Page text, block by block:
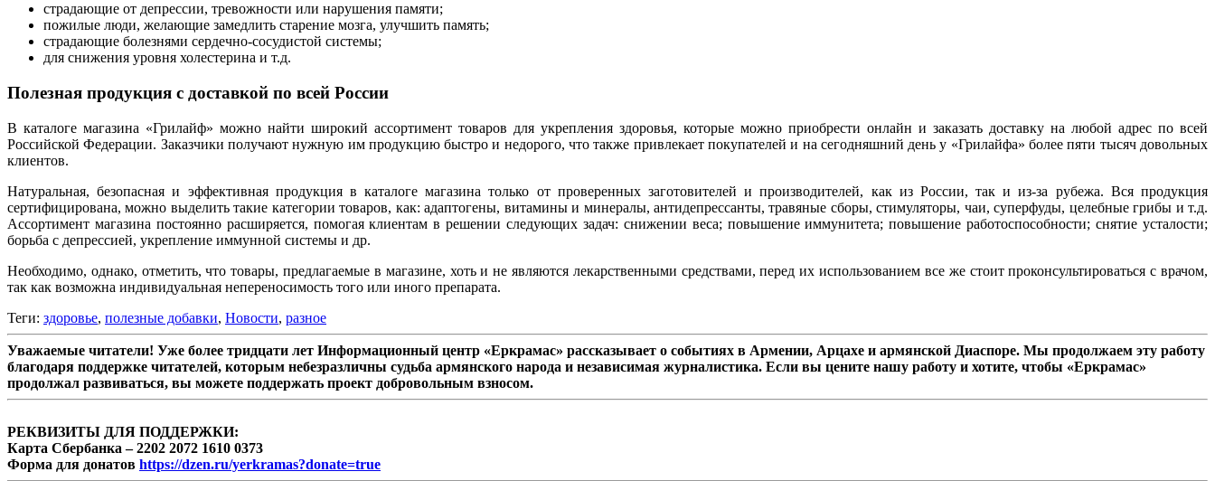
страдающие от депрессии, тревожности или нарушения памяти;
пожилые люди, желающие замедлить старение мозга, улучшить память;
страдающие болезнями сердечно-сосудистой системы;
для снижения уровня холестерина и т.д.
Полезная продукция с доставкой по всей России
В каталоге магазина «Грилайф» можно найти широкий ассортимент товаров для укрепления здоровья, которые можно приобрести онлайн и заказать доставку на любой адрес по всей
Российской Федерации. Заказчики получают нужную им продукцию быстро и недорого, что также привлекает покупателей и на сегодняшний день у «Грилайфа» более пяти тысяч довольных
клиентов.
Натуральная, безопасная и эффективная продукция в каталоге магазина только от проверенных заготовителей и производителей, как из России, так и из-за рубежа. Вся продукция
сертифицирована, можно выделить такие категории товаров, как: адаптогены, витамины и минералы, антидепрессанты, травяные сборы, стимуляторы, чаи, суперфуды, целебные грибы и т.д.
Ассортимент магазина постоянно расширяется, помогая клиентам в решении следующих задач: снижении веса; повышение иммунитета; повышение работоспособности; снятие усталости;
борьба с депрессией, укрепление иммунной системы и др.
Необходимо, однако, отметить, что товары, предлагаемые в магазине, хоть и не являются лекарственными средствами, перед их использованием все же стоит проконсультироваться с врачом,
так как возможна индивидуальная непереносимость того или иного препарата.
Теги: здоровье, полезные добавки, Новости, разное
Уважаемые читатели! Уже более тридцати лет Информационный центр «Еркрамас» рассказывает о событиях в Армении, Арцахе и армянской Диаспоре. Мы продолжаем эту работу
благодаря поддержке читателей, которым небезразличны судьба армянского народа и независимая журналистика. Если вы цените нашу работу и хотите, чтобы «Еркрамас»
продолжал развиваться, вы можете поддержать проект добровольным взносом.
РЕКВИЗИТЫ ДЛЯ ПОДДЕРЖКИ:
Карта Сбербанка – 2202 2072 1610 0373
Форма для донатов https://dzen.ru/yerkramas?donate=true